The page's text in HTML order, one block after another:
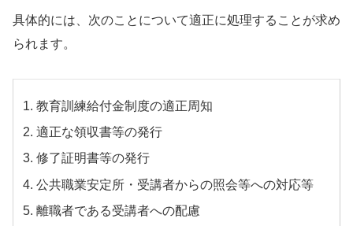
具体的には、次のことについて適正に処理することが求め
られます。
教育訓練給付金制度の適正周知
適正な領収書等の発行
修了証明書等の発行
公共職業安定所・受講者からの照会等への対応等
離職者である受講者への配慮